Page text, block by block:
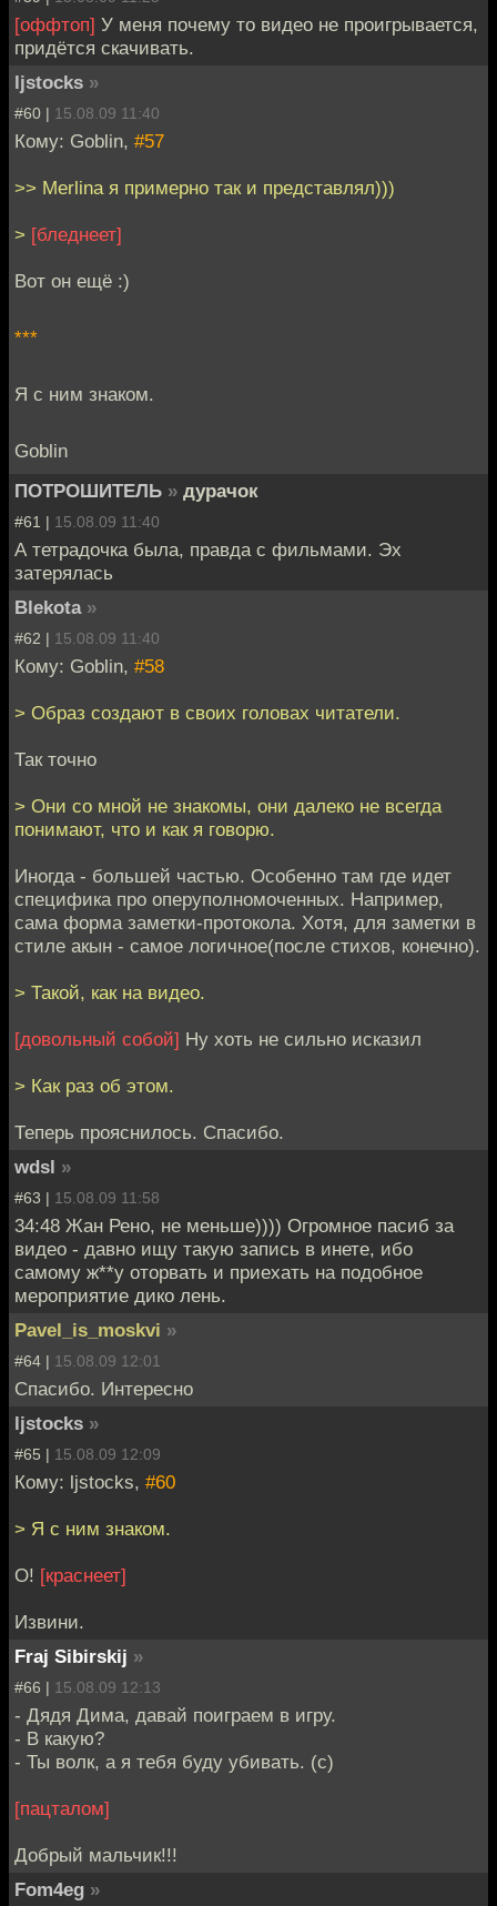
[оффтоп] У меня почему то видео не проигрывается,
придётся скачивать.
ljstocks »
#60 | 15.08.09 11:40
Кому: Goblin, #57
>> Merlina я примерно так и представлял)))
> [бледнеет]
Вот он ещё :)
***
Я с ним знаком.
Goblin
ПОТРОШИТЕЛЬ » дурачок
#61 | 15.08.09 11:40
А тетрадочка была, правда с фильмами. Эх
затерялась
Blekota »
#62 | 15.08.09 11:40
Кому: Goblin, #58
> Образ создают в своих головах читатели.
Так точно
> Они со мной не знакомы, они далеко не всегда
понимают, что и как я говорю.
Иногда - большей частью. Особенно там где идет
специфика про оперуполномоченных. Например,
сама форма заметки-протокола. Хотя, для заметки в
стиле акын - самое логичное(после стихов, конечно).
> Такой, как на видео.
[довольный собой] Ну хоть не сильно исказил
> Как раз об этом.
Теперь прояснилось. Спасибо.
wdsl »
#63 | 15.08.09 11:58
34:48 Жан Рено, не меньше)))) Огромное пасиб за
видео - давно ищу такую запись в инете, ибо
самому ж**у оторвать и приехать на подобное
мероприятие дико лень.
Pavel_is_moskvi »
#64 | 15.08.09 12:01
Спасибо. Интересно
ljstocks »
#65 | 15.08.09 12:09
Кому: ljstocks, #60
> Я с ним знаком.
О! [краснеет]
Извини.
Fraj Sibirskij »
#66 | 15.08.09 12:13
- Дядя Дима, давай поиграем в игру.
- В какую?
- Ты волк, а я тебя буду убивать. (с)
[пацталом]
Добрый мальчик!!!
Fom4eg »